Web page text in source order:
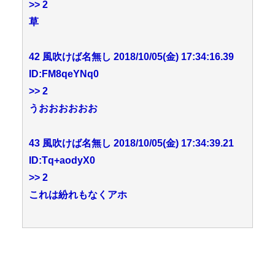
>> 2
草
42 風吹けば名無し 2018/10/05(金) 17:34:16.39
ID:FM8qeYNq0
>> 2
うおおおおおお
43 風吹けば名無し 2018/10/05(金) 17:34:39.21
ID:Tq+aodyX0
>> 2
これは紛れもなくアホ